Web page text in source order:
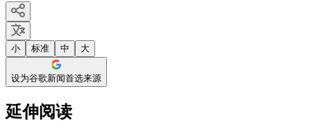
小 标准 中 大
设为谷歌新闻首选来源
延伸阅读